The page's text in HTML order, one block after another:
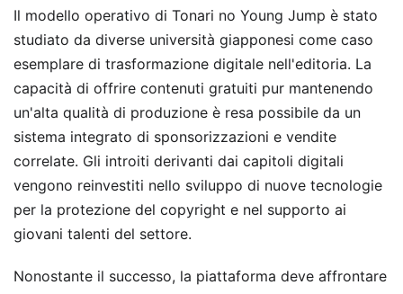
Il modello operativo di Tonari no Young Jump è stato
studiato da diverse università giapponesi come caso
esemplare di trasformazione digitale nell'editoria. La
capacità di offrire contenuti gratuiti pur mantenendo
un'alta qualità di produzione è resa possibile da un
sistema integrato di sponsorizzazioni e vendite
correlate. Gli introiti derivanti dai capitoli digitali
vengono reinvestiti nello sviluppo di nuove tecnologie
per la protezione del copyright e nel supporto ai
giovani talenti del settore.
Nonostante il successo, la piattaforma deve affrontare